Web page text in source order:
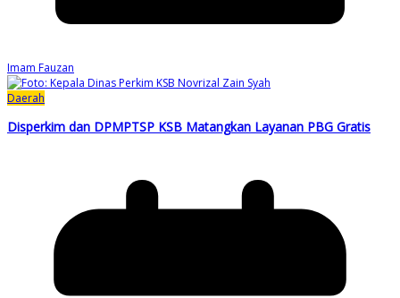
Imam Fauzan
Daerah
Disperkim dan DPMPTSP KSB Matangkan Layanan PBG Gratis